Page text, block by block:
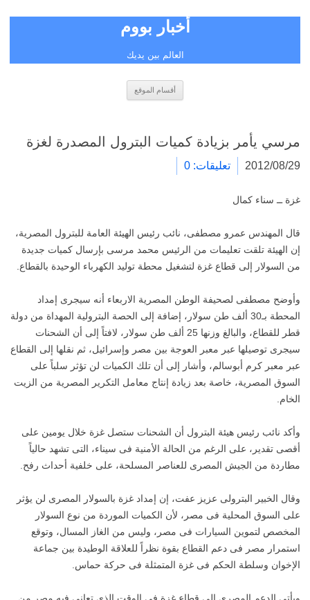
أخبار بووم
العالم بين يديك
أقسام الموقع
مرسي يأمر بزيادة كميات البترول المصدرة لغزة
2012/08/29 تعليقات: 0
غزة ــ سناء كمال
قال المهندس عمرو مصطفى، نائب رئيس الهيئة العامة للبترول المصرية،
إن الهيئة تلقت تعليمات من الرئيس محمد مرسى بإرسال كميات جديدة
من السولار إلى قطاع غزة لتشغيل محطة توليد الكهرباء الوحيدة بالقطاع.
وأوضح مصطفى لصحيفة الوطن المصرية الاربعاء أنه سيجرى إمداد
المحطة بـ30 ألف طن سولار، إضافة إلى الحصة البترولية المهداة من دولة
قطر للقطاع، والبالغ وزنها 25 ألف طن سولار، لافتاً إلى أن الشحنات
سيجرى توصيلها عبر معبر العوجة بين مصر وإسرائيل، ثم نقلها إلى القطاع
عبر معبر كرم أبوسالم، وأشار إلى أن تلك الكميات لن تؤثر سلباً على
السوق المصرية، خاصة بعد زيادة إنتاج معامل التكرير المصرية من الزيت
الخام.
وأكد نائب رئيس هيئة البترول أن الشحنات ستصل غزة خلال يومين على
أقصى تقدير، على الرغم من الحالة الأمنية فى سيناء، التى تشهد حالياً
مطاردة من الجيش المصرى للعناصر المسلحة، على خلفية أحداث رفح.
وقال الخبير البترولى عزيز عفت، إن إمداد غزة بالسولار المصرى لن يؤثر
على السوق المحلية فى مصر، لأن الكميات الموردة من نوع السولار
المخصص لتموين السيارات فى مصر، وليس من الغاز المسال، وتوقع
استمرار مصر فى دعم القطاع بقوة نظراً للعلاقة الوطيدة بين جماعة
الإخوان وسلطة الحكم فى غزة المتمثلة فى حركة حماس.